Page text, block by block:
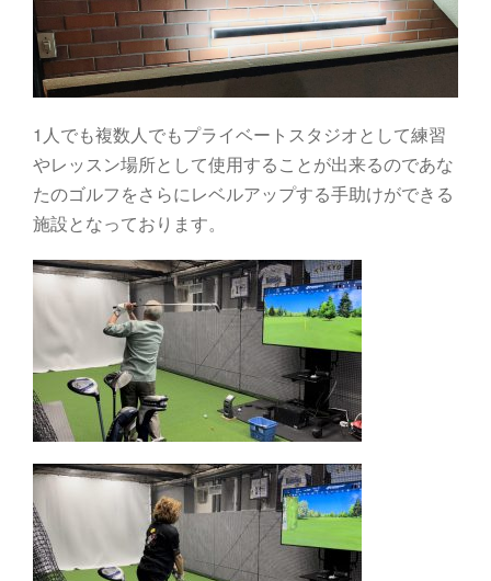
1人でも複数人でもプライベートスタジオとして練習
やレッスン場所として使用することが出来るのであな
たのゴルフをさらにレベルアップする手助けができる
施設となっております。